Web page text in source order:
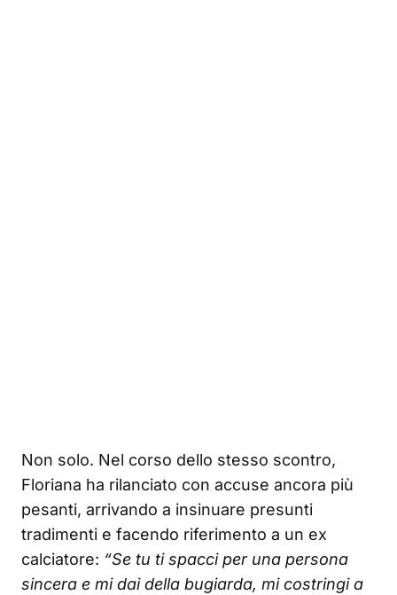
Non solo. Nel corso dello stesso scontro,
Floriana ha rilanciato con accuse ancora più
pesanti, arrivando a insinuare presunti
tradimenti e facendo riferimento a un ex
calciatore: “Se tu ti spacci per una persona
sincera e mi dai della bugiarda, mi costringi a